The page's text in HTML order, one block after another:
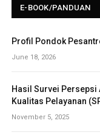
E-BOOK/PANDUAN
Profil Pondok
June 18, 2026
Hasil Survei Persepsi
Kualitas Pelayanan
November 5, 2025